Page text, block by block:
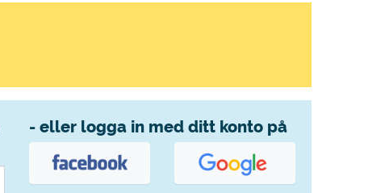
- eller logga in med ditt konto på